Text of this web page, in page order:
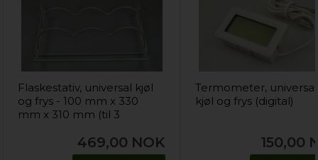
Flaskestativ, universal kjøl
og frys - 100 mm x 330
mm x 310 mm (til 3
469,00 NOK
Termometer, universal
kjøl og frys (digital)
150,00